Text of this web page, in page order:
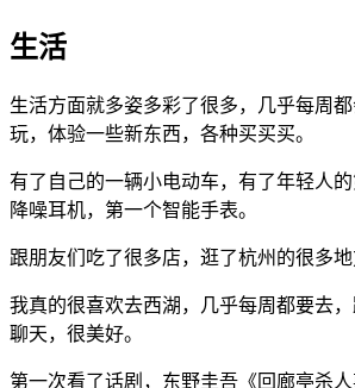
生活
生活方面就多姿多彩了很多，几乎每周
玩，体验一些新东西，各种买买买。
有了自己的一辆小电动车，有了年轻人
降噪耳机，第一个智能手表。
跟朋友们吃了很多店，逛了杭州的很多地
我真的很喜欢去西湖，几乎每周都要去
聊天，很美好。
第一次看了话剧，东野圭吾《回廊亭杀